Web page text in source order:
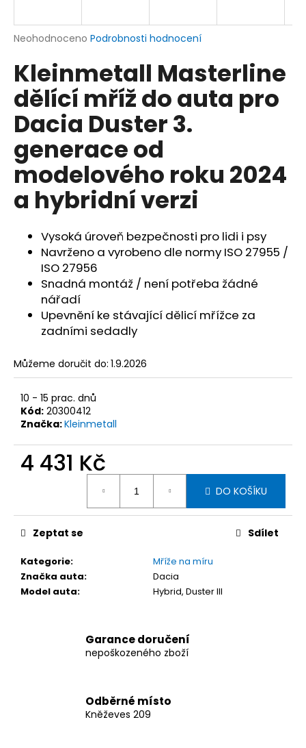
Průměrné
produktu
je
0,0
z
5
hvězdiček.
Neohodnoceno Podrobnosti hodnocení
Kleinmetall Masterline
dělící mříž do auta pro
Dacia Duster 3.
generace od
modelového roku 2024
a hybridní verzi
Vysoká úroveň bezpečnosti pro lidi i psy
Navrženo a vyrobeno dle normy ISO 27955 /
ISO 27956
Snadná montáž / není potřeba žádné
nářadí
Upevnění ke stávající dělicí mřížce za
zadními sedadly
Můžeme doručit do: 1.9.2026
10 - 15 prac. dnů
Kód: 20300412
Značka:Kleinmetall
4 431 Kč
DO KOŠÍKU
Kategorie:
Mříže na míru
Značka auta:
Dacia
Model auta: Hybrid, Duster III
Zeptat se Sdílet
Garance doručení
nepoškozeného zboží
Odběrné místo
Kněževes 209
j
t
?
HLEDAT
m
e
KLEINMETALL
DELUXE
DĚLÍCÍ
MŘÍŽ
145
25
927
Kč